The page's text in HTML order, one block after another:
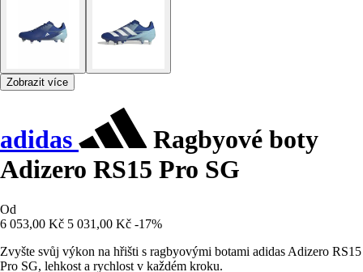
Zobrazit více
adidas
Ragbyové boty
Adizero RS15 Pro SG
Od
6 053,00 Kč 5 031,00 Kč -17%
Zvyšte svůj výkon na hřišti s ragbyovými botami adidas Adizero RS15
Pro SG, lehkost a rychlost v každém kroku.